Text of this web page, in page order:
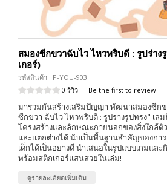
สมองซีกขวาฉับไว ไหวพริบดี : รูปร่า
เกอร์)
รหัสสินค้า : P-YOU-903
0 รีวิว | Be the first to review
มาร่วมกันสร้างเสริมปัญญา พัฒนาสมองซีก
ซีกขวา ฉับไว ไหวพริบดี : รูปร่างรูปทรง" เล่
โครงสร้างและลักษณะภายนอกของสิ่งใกล้ตั
และแตกต่างได้ นับเป็นพื้นฐานสำคัญของกา
เด็กได้เป็นอย่างดี นำเสนอในรูปแบบเกมแล
พร้อมสติกเกอร์แสนสวยในเล่ม!
ดูรายละเอียดเพิ่มเติม